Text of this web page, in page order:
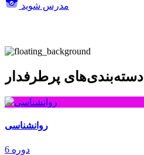
مدرس شوید
دسته‌بندی‌های پرطرفدار
روانشناسی
6 دوره